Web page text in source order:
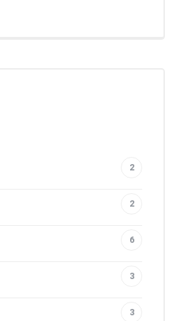
2
2
6
3
3